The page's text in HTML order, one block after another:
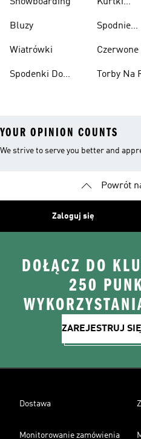
Bluzy
Wiatrówki
Spodenki Do
Spodnie
Torby Na
YOUR OPINION COUNTS
We strive to serve you better and
Powrót
Zaloguj się
DOŁĄCZ DO
250
ZAREJESTRUJ
Dostawa
Monitorowanie zamówienia